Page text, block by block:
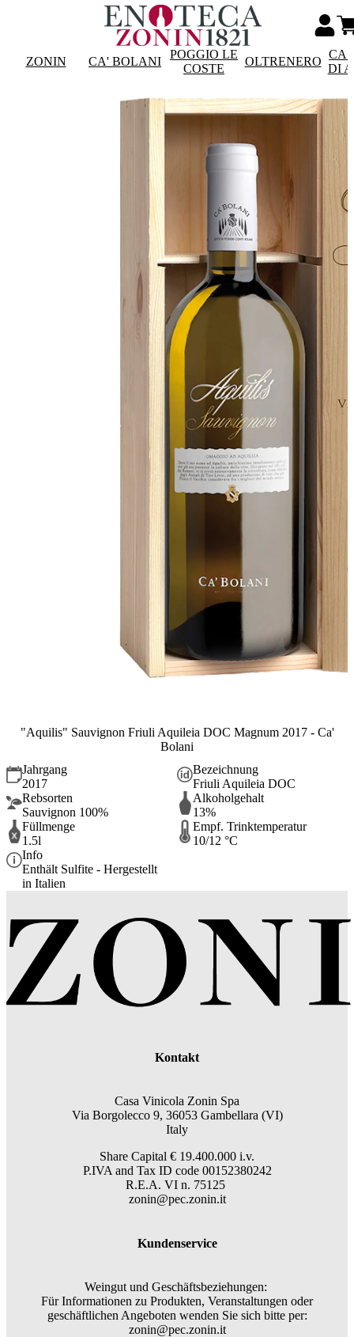
ZONIN CA' BOLANI
POGGIO LE
COSTE
OLTRENERO
DI
"Aquilis" Sauvignon Friuli Aquileia DOC Magnum 2017 - Ca'
Bolani
Jahrgang
2017
Bezeichnung
Friuli Aquileia DOC
Rebsorten
Sauvignon 100%
Alkoholgehalt
13%
Füllmenge
1.5l
Empf. Trinktemperatur
10/12 °C
Info
Enthält Sulfite - Hergestellt
in Italien
Kontakt
Casa Vinicola Zonin Spa
Via Borgolecco 9, 36053 Gambellara (VI)
Italy
Share Capital € 19.400.000 i.v.
P.IVA and Tax ID code 00152380242
R.E.A. VI n. 75125
zonin@pec.zonin.it
Kundenservice
Weingut und Geschäftsbeziehungen:
Für Informationen zu Produkten, Veranstaltungen oder
geschäftlichen Angeboten wenden Sie sich bitte per:
zonin@pec.zonin.it